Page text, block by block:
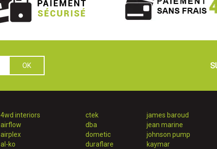
4wd interiors
airflow
airplex
al-ko
ctek
dba
dometic
duraflare
james baroud
jean marine
johnson pump
kaymar